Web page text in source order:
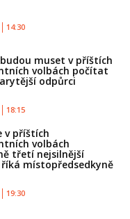
14:30
budou muset v příštích
volbách počítat
odpůrci
18:15
v příštích
volbách
třetí nejsilnější
místopředsedkyně
19:30